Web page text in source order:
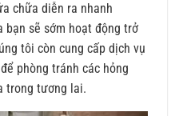
chữa diễn ra nhanh
bạn sẽ sớm hoạt động trở
tôi còn cung cấp dịch vụ
phòng tránh các hỏng
trong tương lai.